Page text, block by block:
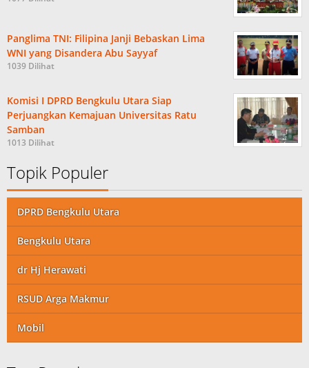
Panglima TNI: Filipina Janji Bebaskan Lima
WNI yang Disandera Abu Sayyaf
1039 Dilihat
Komisi I DPRD Bengkulu Utara Siap
Perjuangkan Kemajuan Universitas Ratu
Samban
1013 Dilihat
Topik Populer
DPRD Bengkulu Utara
Bengkulu Utara
dr Hj Herawati
RSUD Arga Makmur
Mobil